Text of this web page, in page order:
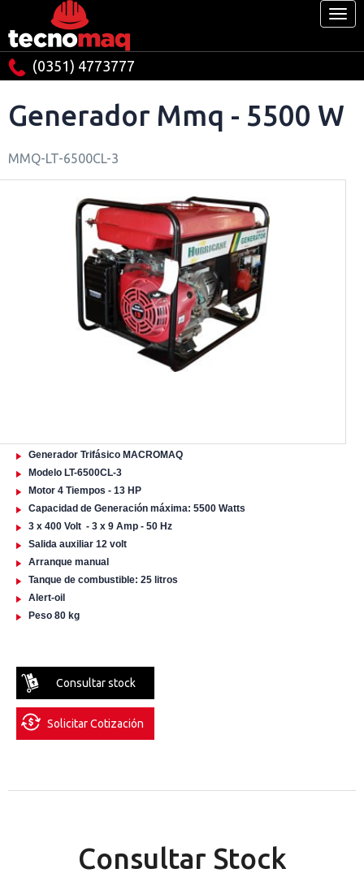
(0351) 4773777
Generador Mmq - 5500 W
MMQ-LT-6500CL-3
Generador Trifásico MACROMAQ
Modelo LT-6500CL-3
Motor 4 Tiempos - 13 HP
Capacidad de Generación máxima: 5500 Watts
3 x 400 Volt - 3 x 9 Amp - 50 Hz
Salida auxiliar 12 volt
Arranque manual
Tanque de combustible: 25 litros
Alert-oil
Peso 80 kg
Consultar stock
Solicitar Cotización
Consultar Stock